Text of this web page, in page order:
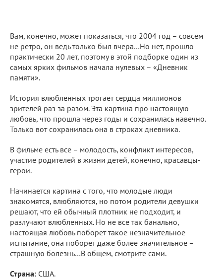
Вам, конечно, может показаться, что 2004 год – совсем
не ретро, он ведь только был вчера…Но нет, прошло
практически 20 лет, поэтому в этой подборке один из
самых ярких фильмов начала нулевых – «Дневник
памяти».
История влюбленных трогает сердца миллионов
зрителей раз за разом. Эта картина про настоящую
любовь, что прошла через годы и сохранилась навечно.
Только вот сохранилась она в строках дневника.
В фильме есть все – молодость, конфликт интересов,
участие родителей в жизни детей, конечно, красавцы-
герои.
Начинается картина с того, что молодые люди
знакомятся, влюбляются, но потом родители девушки
решают, что ей обычный плотник не подходит, и
разлучают влюбленных. Но не все так банально,
настоящая любовь поборет такое незначительное
испытание, она поборет даже более значительное –
страшную болезнь…В общем, смотрите сами.
Страна: США.